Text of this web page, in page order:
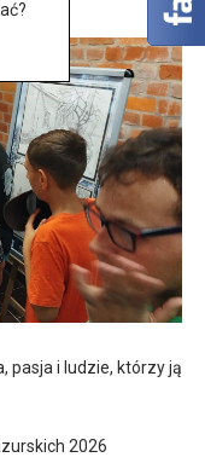
pasja i ludzie, którzy ją
2026